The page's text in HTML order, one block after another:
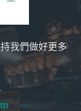
我們做好更多